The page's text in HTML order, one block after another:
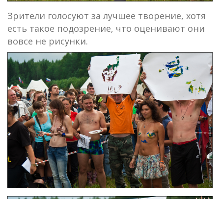
Зрители голосуют за лучшее творение, хотя
есть такое подозрение, что оценивают они
вовсе не рисунки.